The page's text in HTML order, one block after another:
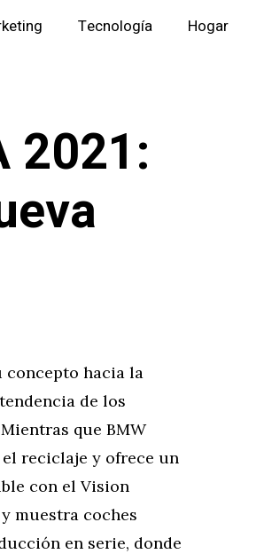
Tecnología Hogar
2021:
concepto hacia la
de los
que BMW
reciclaje y ofrece un
con el Vision
muestra coches
en serie, donde